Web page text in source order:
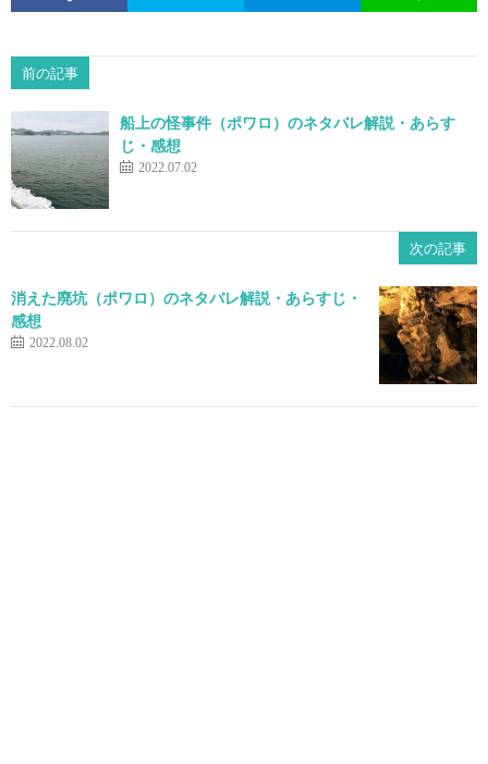
前の記事
船上の怪事件（ポワロ）のネタバレ解説・あらす
じ・感想
2022.07.02
次の記事
消えた廃坑（ポワロ）のネタバレ解説・あらすじ・
感想
2022.08.02